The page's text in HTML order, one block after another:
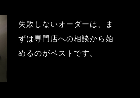
失敗しないオーダーは、ま
ずは専門店への相談から始
めるのがベストです。